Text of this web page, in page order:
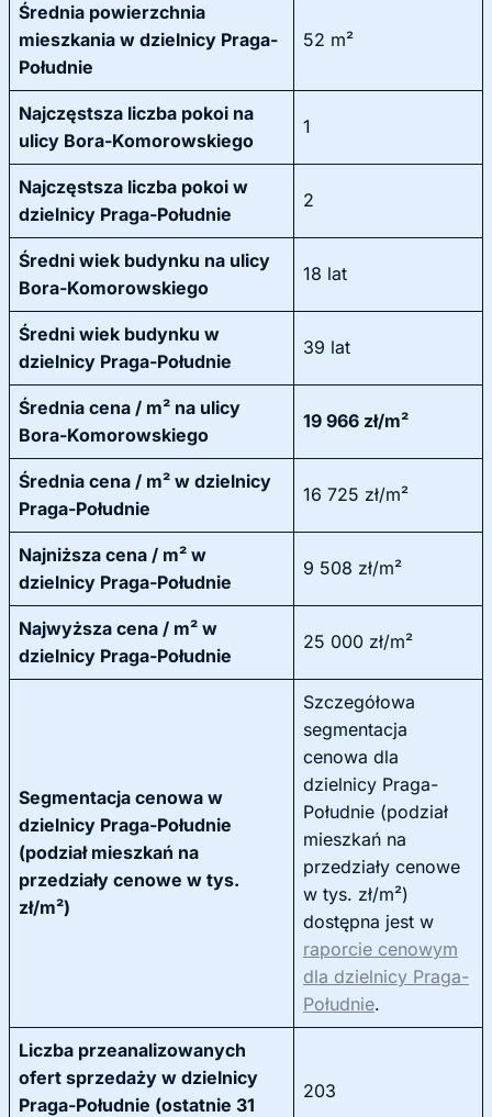
Średnia powierzchnia
mieszkania w dzielnicy Praga-
Południe
52 m²
Najczęstsza liczba pokoi na
ulicy Bora-Komorowskiego
1
Najczęstsza liczba pokoi w
dzielnicy Praga-Południe
2
Średni wiek budynku na ulicy
Bora-Komorowskiego
18 lat
Średni wiek budynku w
dzielnicy Praga-Południe
39 lat
Średnia cena / m² na ulicy
Bora-Komorowskiego
19 966 zł/m²
Średnia cena / m² w dzielnicy
Praga-Południe
16 725 zł/m²
Najniższa cena / m² w
dzielnicy Praga-Południe
9 508 zł/m²
Najwyższa cena / m² w
dzielnicy Praga-Południe
25 000 zł/m²
Segmentacja cenowa w
dzielnicy Praga-Południe
(podział mieszkań na
przedziały cenowe w tys.
zł/m²)
Szczegółowa
segmentacja
cenowa dla
dzielnicy Praga-
Południe (podział
mieszkań na
przedziały cenowe
w tys. zł/m²)
dostępna jest w
raporcie cenowym
dla dzielnicy Praga-
Południe.
Liczba przeanalizowanych
ofert sprzedaży w dzielnicy
Praga-Południe (ostatnie 31
203